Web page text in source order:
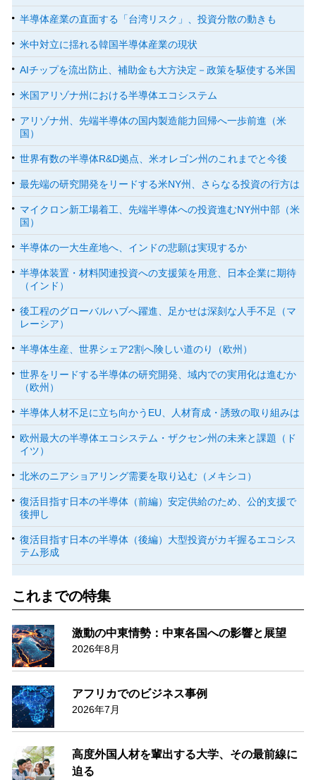
半導体産業の直面する「台湾リスク」、投資分散の動きも
米中対立に揺れる韓国半導体産業の現状
AIチップを流出防止、補助金も大方決定－政策を駆使する米国
米国アリゾナ州における半導体エコシステム
アリゾナ州、先端半導体の国内製造能力回帰へ一歩前進（米
国）
世界有数の半導体R&D拠点、米オレゴン州のこれまでと今後
最先端の研究開発をリードする米NY州、さらなる投資の行方は
マイクロン新工場着工、先端半導体への投資進むNY州中部（米
国）
半導体の一大生産地へ、インドの悲願は実現するか
半導体装置・材料関連投資への支援策を用意、日本企業に期待
（インド）
後工程のグローバルハブへ躍進、足かせは深刻な人手不足（マ
レーシア）
半導体生産、世界シェア2割へ険しい道のり（欧州）
世界をリードする半導体の研究開発、域内での実用化は進むか
（欧州）
半導体人材不足に立ち向かうEU、人材育成・誘致の取り組みは
欧州最大の半導体エコシステム・ザクセン州の未来と課題（ド
イツ）
北米のニアショアリング需要を取り込む（メキシコ）
復活目指す日本の半導体（前編）安定供給のため、公的支援で
後押し
復活目指す日本の半導体（後編）大型投資がカギ握るエコシス
テム形成
これまでの特集
激動の中東情勢：中東各国への影響と展望
2026年8月
アフリカでのビジネス事例
2026年7月
高度外国人材を輩出する大学、その最前線に
迫る